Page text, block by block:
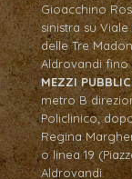
Gioacchino
sinistra su
delle Tre
Aldrovandi fino
MEZZI
metro B
Policlinico;
Regina
o linea 19
Aldrovandi.